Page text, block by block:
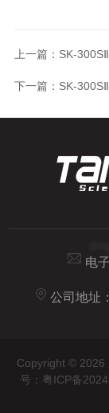
上一篇： SK-
下一篇： SK-
电
公司地址
Copyright © 2026
号：粤ICP备